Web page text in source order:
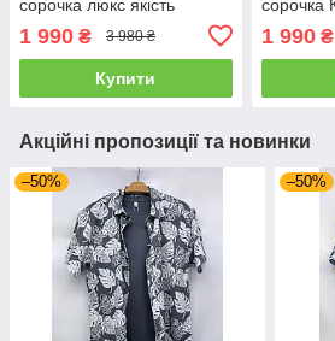
сорочка люкс якість
1 990 ₴ 3 980 ₴
Купити
сорочка
1 990₴
Акційні пропозиції та новинки
–50% –50%